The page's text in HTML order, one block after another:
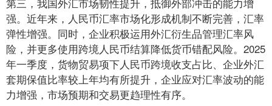
强。近年来，人民币汇率市场化形成机制不断完善，汇率
弹性增强。同时，企业积极运用外汇衍生品管理汇率风
险，并更多使用跨境人民币结算降低货币错配风险。2025
年一季度，货物贸易项下人民币跨境收支占比、企业外汇
套期保值比率较上年均有所提升，企业应对汇率波动的能
力增强，市场预期和交易更趋理性有序。